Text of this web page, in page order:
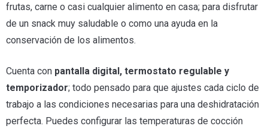
frutas, carne o casi cualquier alimento en casa; para disfrutar
de un snack muy saludable o como una ayuda en la
conservación de los alimentos.
Cuenta con pantalla digital, termostato regulable y
temporizador; todo pensado para que ajustes cada ciclo de
trabajo a las condiciones necesarias para una deshidratación
perfecta. Puedes configurar las temperaturas de cocción